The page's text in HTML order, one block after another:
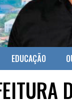
EDUCAÇÃO